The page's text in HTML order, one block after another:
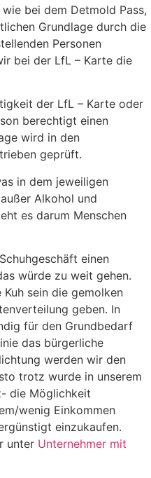
bei dem Detmold Pass,
Grundlage durch die
Personen
bei der LfL – Karte die
der LfL – Karte oder
berechtigt einen
wird in den
geprüft.
in dem jeweiligen
Alkohol und
es darum Menschen
einen
würde zu weit gehen.
sein die gemolken
geben. In
für den Grundbedarf
das bürgerliche
werden wir den
trotz wurde in unserem
die Möglichkeit
wenig Einkommen
einzukaufen.
unter Unternehmer mit